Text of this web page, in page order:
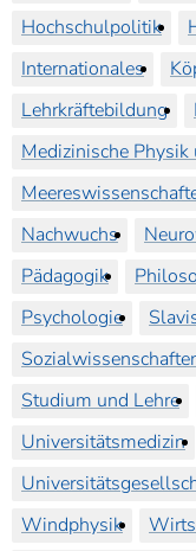
Hochschulpolitik
Internationales
Lehrkräftebildung
Medizinische
Nachwuchs
Pädagogik
Psychologie
Studium und Lehre
Universitätsmedizin
Windphysik